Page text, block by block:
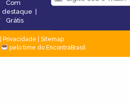
Com
destaque
Grátis
Privacidade
Sitemap
pelo time do EncontraBrasil